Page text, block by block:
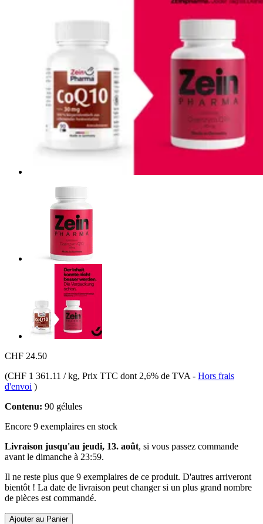
CHF 24.50
(CHF 1 361.11 / kg, Prix TTC dont 2,6% de TVA - Hors frais
d'envoi )
Contenu: 90 gélules
Encore 9 exemplaires en stock
Livraison jusqu'au jeudi, 13. août, si vous passez commande
avant le dimanche à 23:59.
Il ne reste plus que 9 exemplaires de ce produit. D'autres arriveront
bientôt ! La date de livraison peut changer si un plus grand nombre
de pièces est commandé.
Ajouter au Panier